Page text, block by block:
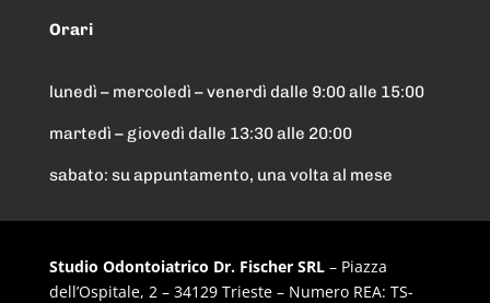
interventi studiati prima della loro
esecuzione al computer  con massima
avanzata. Anche lo staff disponibile,
avermi risolto il problema grosso che avevo,
altri dentisti mi dicevano che avrei dovuto
Orari
lunedì – mercoledì – venerdì dalle 9:00 alle 15:00
martedì – giovedì dalle 13:30 alle 20:00
sabato: su appuntamento, una volta al mese
Studio Odontoiatrico Dr. Fischer SRL– Piazza
dell’Ospitale, 2 – 34129 Trieste – Numero REA: TS-